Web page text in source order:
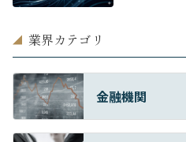
◢ 業界カテゴリ
金融機関